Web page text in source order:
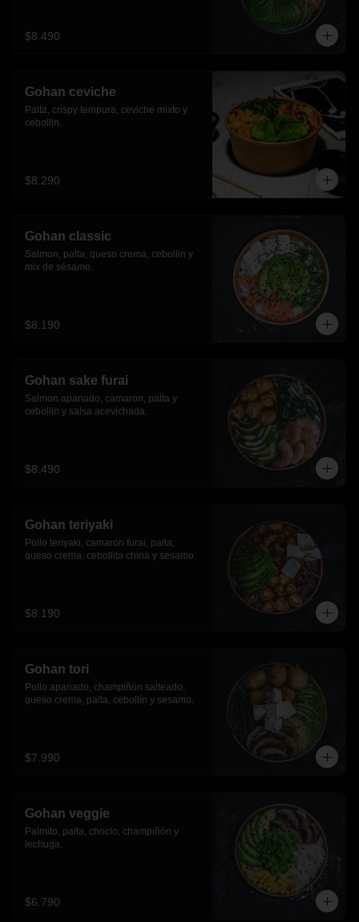
$8.490
Gohan ceviche
Palta, crispy tempura, ceviche mixto y
cebollin.
$8.290
Gohan classic
Salmon, palta, queso crema, cebollin y
mix de sésamo.
$8.190
Gohan sake furai
Salmon apanado, camaron, palta y
cebollin y salsa acevichada.
$8.490
Gohan teriyaki
Pollo teriyaki, camaron furai, palta,
queso crema, cebollita china y sesamo.
$8.190
Gohan tori
Pollo apanado, champiñón salteado,
queso crema, palta, cebollín y sesamo.
$7.990
Gohan veggie
Palmito, palta, choclo, champiñón y
lechuga.
$6.790